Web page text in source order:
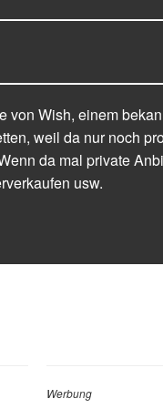
von Wish, einem
weil da nur noch
da mal private
usw.
Werbung